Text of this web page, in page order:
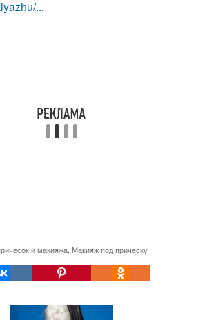
...
и макияжа, Макияж под прическу